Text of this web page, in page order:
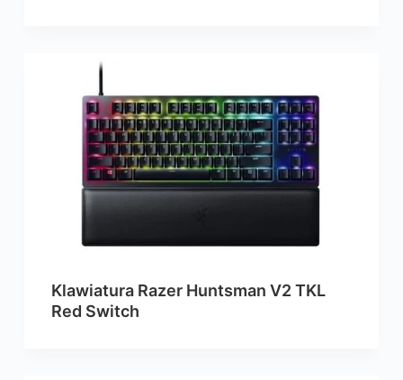
Klawiatura Razer Huntsman V2 TKL
Red Switch